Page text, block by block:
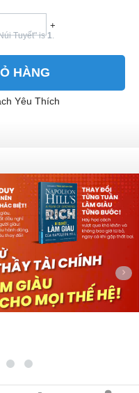
+
Tuyết" is1.
HÀNG
Yêu Thích